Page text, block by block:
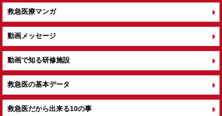
救急医療マンガ
動画メッセージ
動画で知る研修施設
救急医の基本データ
救急医だから出来る10の事